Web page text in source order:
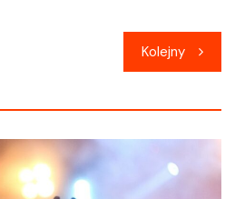
Kolejny